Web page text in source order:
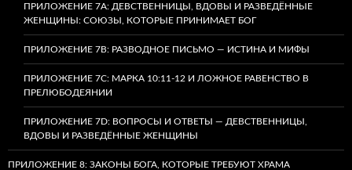
ПРИЛОЖЕНИЕ 7А: ДЕВСТВЕННИЦЫ, ВДОВЫ И РАЗВЕДЁННЫЕ
ЖЕНЩИНЫ: СОЮЗЫ, КОТОРЫЕ ПРИНИМАЕТ БОГ
ПРИЛОЖЕНИЕ 7B: РАЗВОДНОЕ ПИСЬМО — ИСТИНА И МИФЫ
ПРИЛОЖЕНИЕ 7C: МАРКА 10:11-12 И ЛОЖНОЕ РАВЕНСТВО В
ПРЕЛЮБОДЕЯНИИ
ПРИЛОЖЕНИЕ 7D: ВОПРОСЫ И ОТВЕТЫ — ДЕВСТВЕННИЦЫ,
ВДОВЫ И РАЗВЕДЁННЫЕ ЖЕНЩИНЫ
ПРИЛОЖЕНИЕ 8: ЗАКОНЫ БОГА, КОТОРЫЕ ТРЕБУЮТ ХРАМА